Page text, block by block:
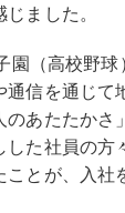
ました。
園（高校野
信を通じ
あたたか
た社員の
とが、入社